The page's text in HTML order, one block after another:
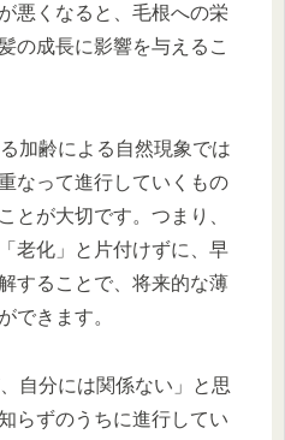
悪くなると、毛根への栄
の成長に影響を与えるこ
加齢による自然現象では
なって進行していくもの
とが大切です。つまり、
老化」と片付けずに、早
することで、将来的な薄
できます。
自分には関係ない」と思
らずのうちに進行してい